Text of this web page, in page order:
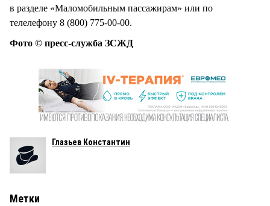
в разделе «Маломобильным пассажирам» или по
телелефону 8 (800) 775-00-00.
Фото © пресс-служба ЗСЖД
Глазьев Константин
Метки